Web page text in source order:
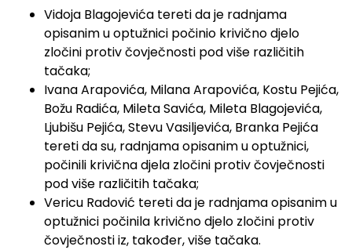
Vidoja Blagojevića tereti da je radnjama
opisanim u optužnici počinio krivično djelo
zločini protiv čovječnosti pod više različitih
tačaka;
Ivana Arapovića, Milana Arapovića, Kostu Pejića,
Božu Radića, Mileta Savića, Mileta Blagojevića,
Ljubišu Pejića, Stevu Vasiljevića, Branka Pejića
tereti da su, radnjama opisanim u optužnici,
počinili krivična djela zločini protiv čovječnosti
pod više različitih tačaka;
Vericu Radović tereti da je radnjama opisanim u
optužnici počinila krivično djelo zločini protiv
čovječnosti iz, također, više tačaka.